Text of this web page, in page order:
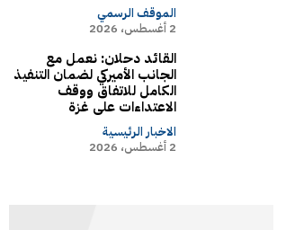
الموقف الرسمي
2 أغسطس، 2026
القائد دحلان: نعمل مع
الجانب الأميركي لضمان التنفيذ
الكامل للاتفاق ووقف
الاعتداءات على غزة
الاخبار الرئيسية
2 أغسطس، 2026